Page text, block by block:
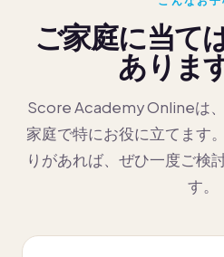
ご家庭に当て
ありま
Score Academy Onlineは
家庭で特にお役に立てます
りがあれば、ぜひ一度ご検
す。